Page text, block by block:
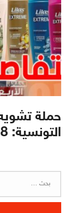
التونسية: 18 شخصًا متورطون